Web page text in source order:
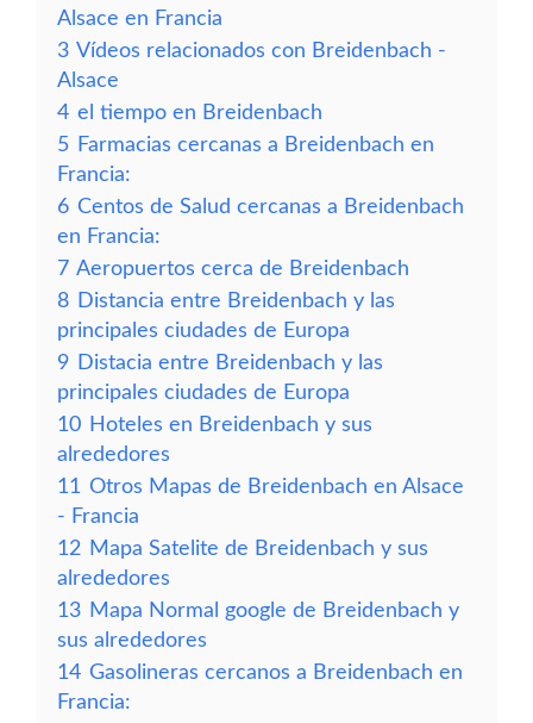
Alsace en Francia
3 Vídeos relacionados con Breidenbach -
Alsace
4 el tiempo en Breidenbach
5 Farmacias cercanas a Breidenbach en
Francia:
6 Centos de Salud cercanas a Breidenbach
en Francia:
7 Aeropuertos cerca de Breidenbach
8 Distancia entre Breidenbach y las
principales ciudades de Europa
9 Distacia entre Breidenbach y las
principales ciudades de Europa
10 Hoteles en Breidenbach y sus
alrededores
11 Otros Mapas de Breidenbach en Alsace
- Francia
12 Mapa Satelite de Breidenbach y sus
alrededores
13 Mapa Normal google de Breidenbach y
sus alrededores
14 Gasolineras cercanos a Breidenbach en
Francia: